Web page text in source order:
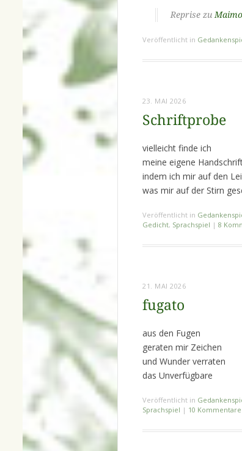
Reprise zu
Veröffentlicht in
23. MAI 2026
Schriftprobe
vielleicht finde ich
meine eigene
indem ich mir auf den
was mir auf der Stirn
Veröffentlicht in
Gedicht, Sprachspiel | 8
21. MAI 2026
fugato
aus den Fugen
geraten mir Zeichen
und Wunder verraten
das Unverfügbare
Veröffentlicht in
Sprachspiel | 10 Kommentare